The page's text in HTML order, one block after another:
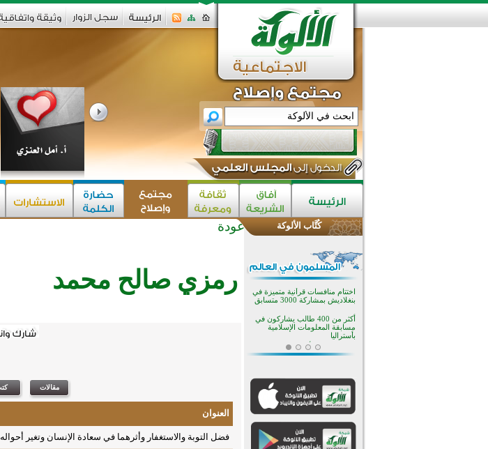
عودة
رمزي صالح محمد
العنوان
فضل التوبة والاستغفار وأثرهما في سعادة الإنسان وتغير أحواله
كُتَّاب الألوكة
اختتام الدورة التاسعة لمسابقة حفظ
تيسليتش تختتم برنامجا تعليميا لتعزيز
القيم وبناء الشخصية للشباب
المسلمين
اختتام منافسات قرآنية متميزة في
بنغلاديش بمشاركة 3000 متسابق
أكثر من 400 طالب يشاركون في
مسابقة المعلومات الإسلامية
بأستراليا
افتتاح تاريخي لأول مسجد في بلييفليا
بالجبل الأسود منذ أكثر من قرن
مسجد جديد في أجواء إيمانية مميزة
أكبر مشروع إسلامي في ريف
أستراليا يفتتح أبوابه بعد سنوات من
القرآن والتربية في صدارة البرامج
الصيفية للمسلمين في بينزا
وساراتوف وموردوفيا هذا العام